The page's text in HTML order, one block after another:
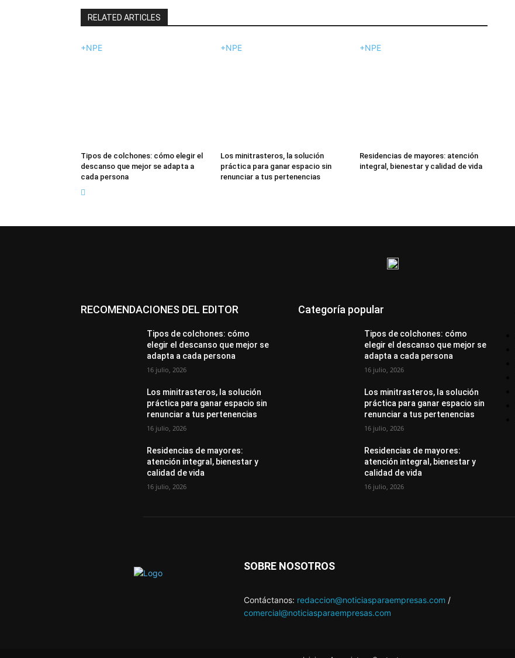
RELATED ARTICLES
+NPE
Tipos de colchones: cómo elegir el
descanso que mejor se adapta a
cada persona
+NPE
Los minitrasteros, la solución
práctica para ganar espacio sin
renunciar a tus pertenencias
+NPE
Residencias de mayores: atención
integral, bienestar y calidad de vida
RECOMENDACIONES DEL EDITOR
Tipos de colchones: cómo
elegir el descanso que mejor se
adapta a cada persona
16 julio, 2026
Los minitrasteros, la solución
práctica para ganar espacio sin
renunciar a tus pertenencias
16 julio, 2026
Residencias de mayores:
atención integral, bienestar y
calidad de vida
16 julio, 2026
Categoría popular
Tipos de colchones: cómo
elegir el descanso que mejor se
adapta a cada persona
16 julio, 2026
Los minitrasteros, la solución
práctica para ganar espacio sin
renunciar a tus pertenencias
16 julio, 2026
Residencias de mayores:
atención integral, bienestar y
calidad de vida
16 julio, 2026
SOBRE NOSOTROS
Contáctanos: redaccion@noticiasparaempresas.com /
comercial@noticiasparaempresas.com